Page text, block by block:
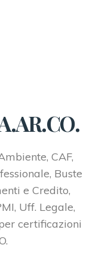
CAF,
Buste
e Credito,
Uff. Legale,
certificazioni